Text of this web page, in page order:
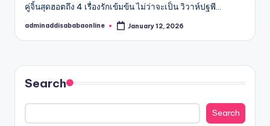
คู่จิ้นสุดฮอตถึง 4 เรื่องรักเข้มข้น ไม่ว่าจะเป็น วิวาห์ปฐพี…
Posted
adminaddisababaonline January 12, 2026
Search
Search